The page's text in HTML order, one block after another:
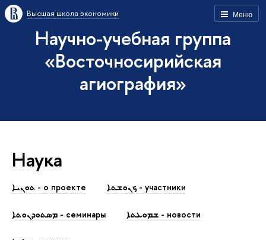
Меню
Высшая школа экономики
Научно-учебная группа
«Восточносирийская
агиография»
Наука
ܬܘܢܝܐ - о проекте ܟܢܘܫܬܐ - участники
ܡܣܬܘܕܢܘܬܐ - семинары ܫܡܘܥܬܐ - новости